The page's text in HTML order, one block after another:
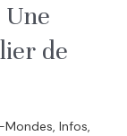
de
Mondes, Infos,